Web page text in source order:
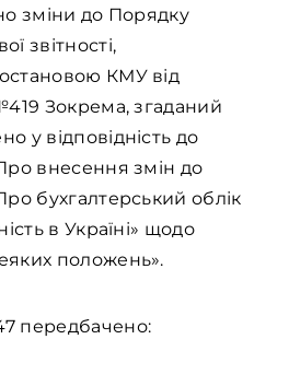
зміни до Порядку
звітності,
КМУ від
Зокрема, згаданий
у відповідність до
внесення змін до
бухгалтерський облік
в Україні» щодо
положень».
передбачено: